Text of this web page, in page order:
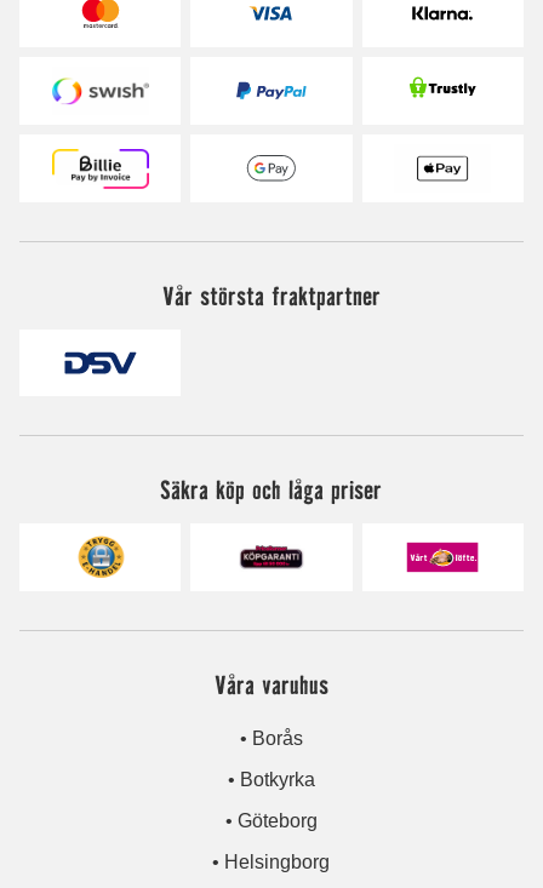
Vår största fraktpartner
Säkra köp och låga priser
Våra varuhus
• Borås
• Botkyrka
• Göteborg
• Helsingborg